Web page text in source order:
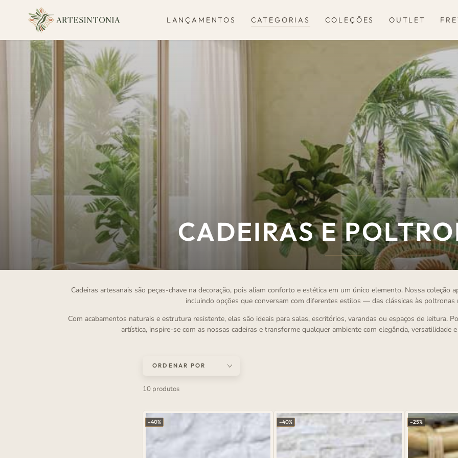
IR PARA O
CONTEÚDO
LANÇAMENTOS CATEGORIAS COLEÇÕES OUTLET
COLEÇÃO:
CADEIRAS E
Cadeiras artesanais são peças-chave na decoração, pois aliam conforto e estética em um único elemento. Nossa coleção
incluindo opções que conversam com diferentes estilos — das clássicas às poltronas
Com acabamentos naturais e estrutura resistente, elas são ideais para salas, escritórios, varandas ou espaços de leitura.
artística, inspire-se com as nossas cadeiras e transforme qualquer ambiente com elegância, versatilidade
ORDENAR POR
10 produtos
–40% –40% –25%